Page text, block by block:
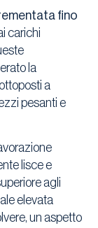
fino
carichi
la
a
pesanti e
lisce e
agli
elevata
un aspetto